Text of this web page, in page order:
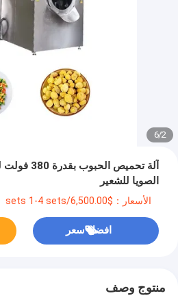
2
/
6
آلة تحميص
الصويا للشعير
الأسعار：$6,500.00/sets 1-4 sets
افضل سعر
منتوج وصف